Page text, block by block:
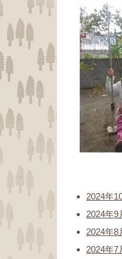
2024年
2024年9
2024年8
2024年7